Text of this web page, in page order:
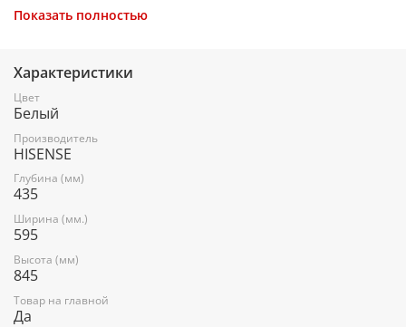
Тип стиральной машины - Узкая стиральная машина
Максимальная загрузка белья (кг) - 7
Скорость вращения при отжиме (оборотов в мин) - 1200
Класс энергопотребления - А-30%
Класс эффективности отжима - B
Микс - Есть
Хлопок - Есть
Шерсть - Есть
Стирка пуховиков - Есть
Стирка спортивной одежды - Есть
Показать полностью
Характеристики
Цвет
Белый
Производитель
HISENSE
Глубина (мм)
435
Ширина (мм.)
595
Высота (мм)
845
Товар на главной
Да